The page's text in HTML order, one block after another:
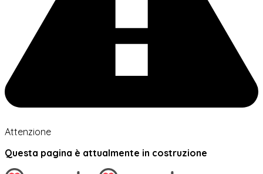
Attenzione
Questa pagina è attualmente in costruzione